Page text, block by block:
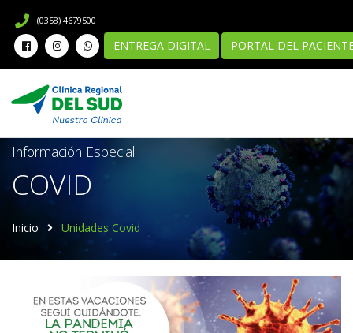
(0358) 4679500
ENTREGA DIGITAL PORTAL DEL
Información Especial
COVID
Inicio Unidades Covid